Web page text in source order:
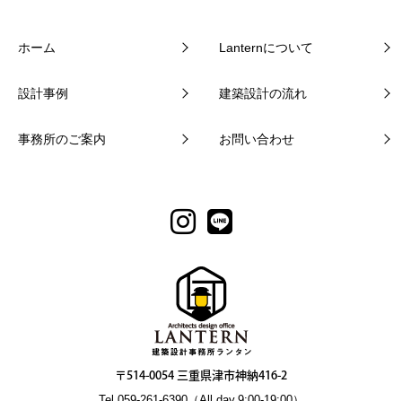
ホーム Lanternについて
設計事例 建築設計の流れ
事務所のご案内 お問い合わせ
〒514-0054 三重県津市神納416-2